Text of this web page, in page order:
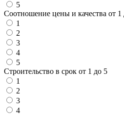
5
Соотношение цены и качества от 1
1
2
3
4
5
Строительство в срок от 1 до 5
1
2
3
4